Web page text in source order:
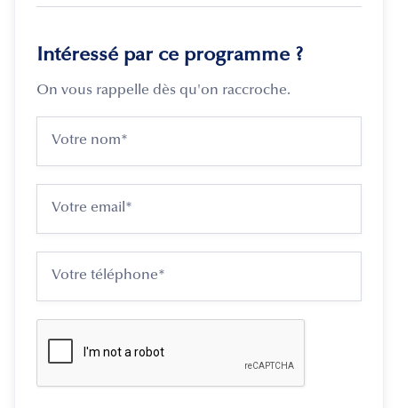
Intéressé par ce programme ?
On vous rappelle dès qu'on raccroche.